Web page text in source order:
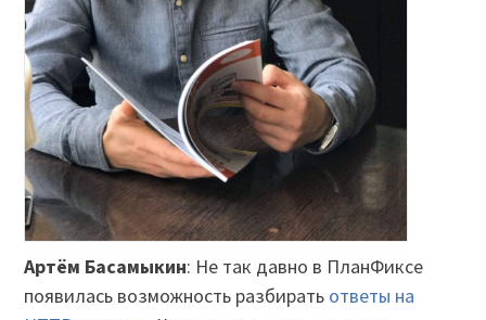
Артём Басамыкин: Не так давно в ПланФиксе
появилась возможность разбирать ответы на